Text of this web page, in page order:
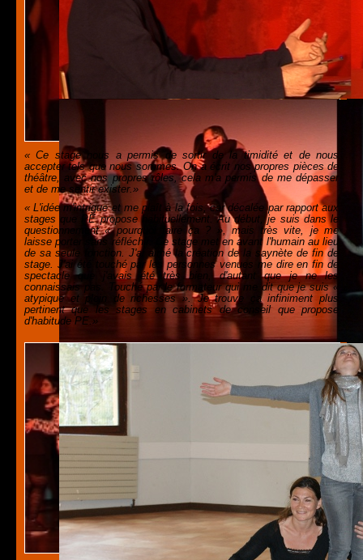
« Ce stage nous a permis de sortir de la timidité et de nous
accepter tels que nous sommes. On a écrit nos propres pièces de
théâtre, avec nos propres rôles, cela m'a permis de me dépasser
et de me sentir exister.»
« L'idée m'intrigue et me plaît à la fois, car décalée par rapport aux
stages que PE propose habituellement. Au début, je suis dans le
questionnement « pourquoi faire ça ? », mais très vite, je me
laisse porter sans réfléchir. Ce stage met en avant l'humain au lieu
de sa seule fonction. J'ai aimé la création de la saynète de fin de
stage. J'ai été touché par les personnes venues me dire en fin de
spectacle que j'avais été très bien, d'autant que je ne les
connaissais pas. Touché par le formateur qui me dit que je suis «
atypique et plein de richesses ». Je trouve ça infiniment plus
pertinent que les stages en cabinets de conseil que propose
d'habitude PE.»